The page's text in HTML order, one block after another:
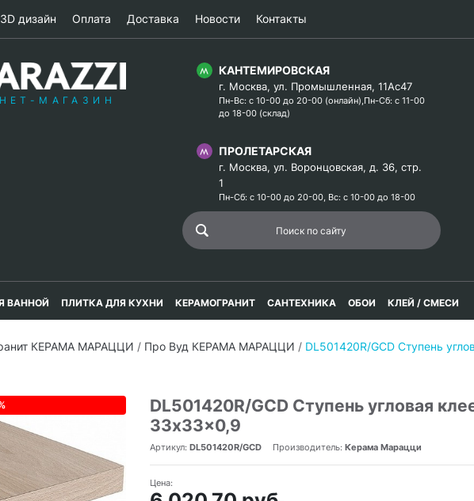
3D дизайн Оплата Доставка Новости Контакты
МАГАЗИН
КАНТЕМИРОВСКАЯ
г. Москва, ул. Промышленная, 11Ас47
Пн-Вс: с 10-00 до 20-00 (онлайн),Пн-Сб: с 11-00
до 18-00 (склад)
ПРОЛЕТАРСКАЯ
г. Москва, ул. Воронцовская, д. 36, стр.
1
Пн-Сб: с 10-00 до 20-00, Вс: с 10-00 до 18-00
ВАННОЙ ПЛИТКА ДЛЯ КУХНИ КЕРАМОГРАНИТ САНТЕХНИКА ОБОИ КЛЕЙ / СМЕСИ
КЕРАМА МАРАЦЦИ / Про Вуд КЕРАМА МАРАЦЦИ / DL501420R/GCD Ступень
DL501420R/GCD Ступень угловая
33x33x0,9
Артикул: DL501420R/GCD Производитель: Керама Марацци
Цена: